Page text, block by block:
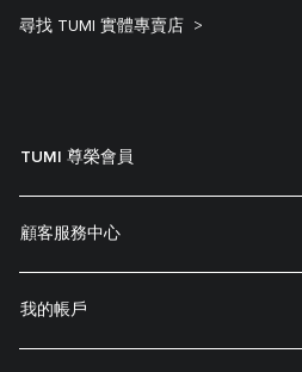
尋找 TUMI 實體專賣店
TUMI 尊榮會員
顧客服務中心
我的帳戶